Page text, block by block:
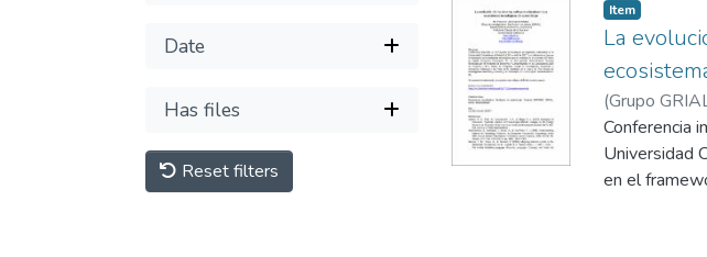
Date
Has files
Reset filters
Item
La
(Grupo
Conferencia
Universidad
en el